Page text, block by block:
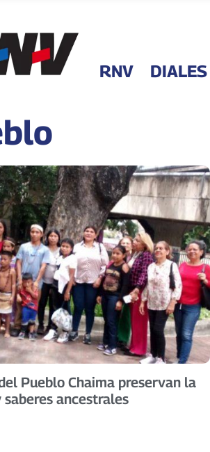
RNV DIALES
Pueblo Chaima preservan la
ancestrales